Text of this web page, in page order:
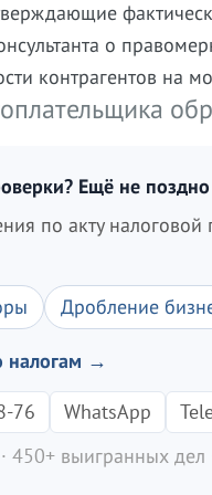
о
контрагентов
Ещё не поздно
по акту
Дробление
налогам →
76
WhatsApp
450+ выигранных